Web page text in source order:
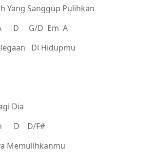
Yang Sanggup Pulihkan
G/D Em A
Di Hidupmu
Dia
D/F#
Memulihkanmu